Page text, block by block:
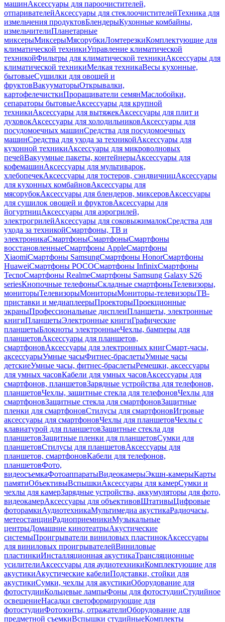
машинАксессуары для пароочистителей,
отпаривателейАксессуары для стеклоочистителейТехника для
измельчения продуктовБлендерыКухонные комбайны,
измельчителиПланетарные
миксерыМиксерыМясорубкиЛомтерезкиКомплектующие для
климатической техникиУправление климатической
техникойФильтры для климатической техникиАксессуары для
климатической техникиМелкая техникаВесы кухонные,
бытовыеСушилки для овощей и
фруктовВакууматорыОткрывалки,
картофелечисткиПроращиватели семянМаслобойки,
сепараторы бытовыеАксессуары для крупной
техникиАксессуары для вытяжекАксессуары для плит и
духовокАксессуары для холодильниковАксессуары для
посудомоечных машинСредства для посудомоечных
машинСредства для ухода за техникойАксессуары для
кухонной техникиАксессуары для микроволновых
печейВакуумные пакеты, контейнерыАксессуары для
кофемашинАксессуары для мультиварок,
хлебопечекАксессуары для тостеров, сэндвичницАксессуары
для кухонных комбайновАксессуары для
мясорубокАксессуары для блендеров, миксеровАксессуары
для сушилок овощей и фруктовАксессуары для
йогуртницАксессуары для аэрогрилей,
электрогрилейАксессуары для соковыжималокСредства для
ухода за техникойСмартфоны, ТВ и
электроникаСмартфоныСмартфоныСмартфоны
восстановленныеСмартфоны AppleСмартфоны
XiaomiСмартфоны SamsungСмартфоны HonorСмартфоны
HuaweiСмартфоны POCOСмартфоны InfinixСмартфоны
TecnoСмартфоны RealmeСмартфоны Samsung Galaxy S26
seriesКнопочные телефоныСкладные смартфоныТелевизоры,
мониторыТелевизорыМониторыМониторы-телевизорыТВ-
приставки и медиаплеерыПроекторыПроекционные
экраныПрофессиональные дисплеиПланшеты, электронные
книгиПланшетыЭлектронные книгиГрафические
планшетыБлокноты электронныеЧехлы, бамперы для
планшетовАксессуары для планшетов,
смартфоновАксессуары для электронных книгСмарт-часы,
аксессуарыУмные часыФитнес-браслетыУмные часы
детскиеУмные часы, фитнес-браслетыРемешки, аксессуары
для умных часовКабели для умных часовАксессуары для
смартфонов, планшетовЗарядные устройства для телефонов,
планшетовЧехлы, защитные стекла для телефоновЧехлы для
смартфоновЗащитные стекла для смартфоновЗащитные
пленки для смартфоновСтилусы для смартфоновИгровые
аксессуары для смартфоновЧехлы для планшетовЧехлы с
клавиатурой для планшетовЗащитные стекла для
планшетовЗащитные пленки для планшетовСумки для
планшетовСтилусы для планшетовАксессуары для
планшетов, смартфоновКабели для телефонов,
планшетовФото,
видеосъемкаФотоаппаратыВидеокамерыЭкшн-камерыКарты
памятиОбъективыВспышкиАксессуары для камерСумки и
чехлы для камерЗарядные устройства, аккумуляторы для фото,
видеокамерАксессуары для объективовШтативыЦифровые
фоторамкиАудиотехникаМультимедиа акустикаРадиочасы,
метеостанцииРадиоприемникиМузыкальные
центрыДомашние кинотеатрыАкустические
системыПроигрыватели виниловых пластинокАксессуары
для виниловых проигрывателейВиниловые
пластинкиИнсталляционная акустикаТрансляционные
усилителиАксессуары для аудиотехникиКомплектующие для
акустикиАкустические кабелиПодставки, стойки для
акустикиСумки, чехлы для акустикиОборудование для
фотостудииКольцевые лампыФоны для фотостудииСтудийное
освещениеНасадки светоформирующие для
фотостудииФотозонты, отражателиОборудование для
предметной съемкиВспышки студийныеКомплекты